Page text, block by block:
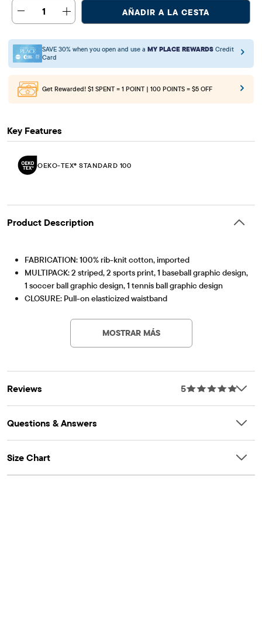
1 AÑADIR A LA CESTA
SAVE 30% when you open and use a MY PLACE REWARDS Credit
Card
Get Rewarded! $1 SPENT = 1 POINT | 100 POINTS = $5 OFF
Key Features
OEKO-TEX® STANDARD 100
Product Description
FABRICATION: 100% rib-knit cotton, imported
MULTIPACK: 2 striped, 2 sports print, 1 baseball graphic design,
1 soccer ball graphic design, 1 tennis ball graphic design
CLOSURE: Pull-on elasticized waistband
OEKO-TEXÂ® STANDARD 100 Certified
OEKO-TEXÂ® Certification Number: 25.HUS.56093
HOHENSTEIN
This product was independently tested for harmful
substances according to the strict global criteria of
tex.com/standard100
MOSTRAR MÁS
Reviews 5
Questions & Answers
Size Chart